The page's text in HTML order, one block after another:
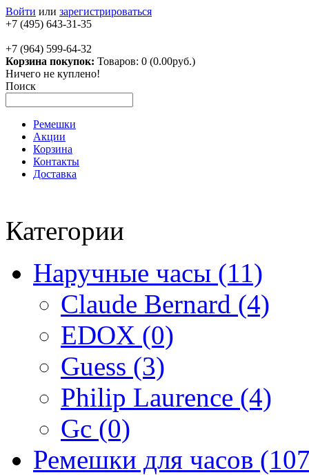
Войти или зарегистрироваться
+7 (495) 643-31-35
+7 (964) 599-64-32
Корзина покупок: Товаров: 0 (0.00руб.)
Ничего не куплено!
Поиск
Ремешки
Акции
Корзина
Контакты
Доставка
Категории
Наручные часы (11)
Claude Bernard (4)
EDOX (0)
Guess (3)
Philip Laurence (4)
Gc (0)
Ремешки для часов